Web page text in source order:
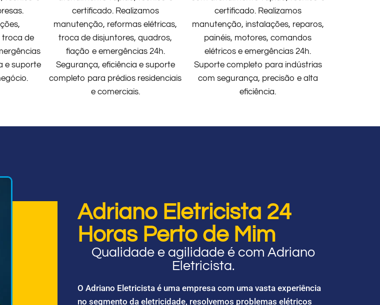
troca de
e suporte
certificado. Realizamos
manutenção, reformas elétricas,
troca de disjuntores, quadros,
fiação e emergências 24h.
Segurança, eficiência e suporte
completo para prédios residenciais
e comerciais.
certificado. Realizamos
manutenção, instalações, reparos,
painéis, motores, comandos
elétricos e emergências 24h.
Suporte completo para indústrias
com segurança, precisão e alta
eficiência.
Adriano Eletricista 24
Horas Perto de Mim
Qualidade e agilidade é com Adriano
Eletricista.
O Adriano Eletricista é uma empresa com uma vasta experiência
no segmento da eletricidade, resolvemos problemas elétricos